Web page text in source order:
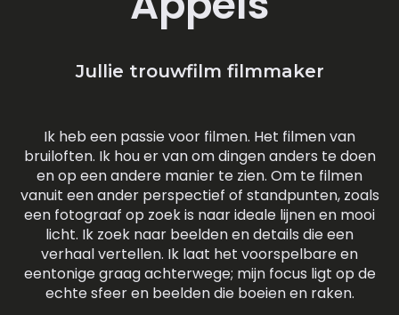
Jullie trouwfilm filmmaker
Ik heb een passie voor filmen. Het filmen van
bruiloften. Ik hou er van om dingen anders te doen
en op een andere manier te zien. Om te filmen
vanuit een ander perspectief of standpunten, zoals
een fotograaf op zoek is naar ideale lijnen en mooi
licht. Ik zoek naar beelden en details die een
verhaal vertellen. Ik laat het voorspelbare en
eentonige graag achterwege; mijn focus ligt op de
echte sfeer en beelden die boeien en raken.